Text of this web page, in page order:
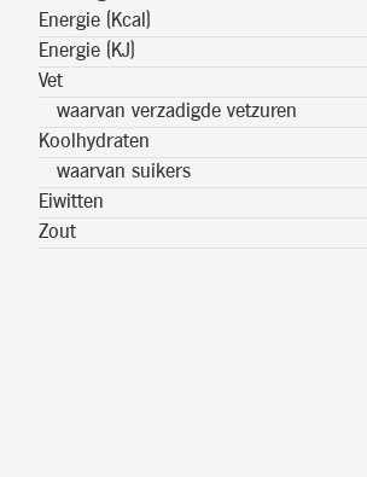
Energie (Kcal)
Energie (KJ)
Vet
waarvan verzadigde vetzuren
Koolhydraten
waarvan suikers
Eiwitten
Zout